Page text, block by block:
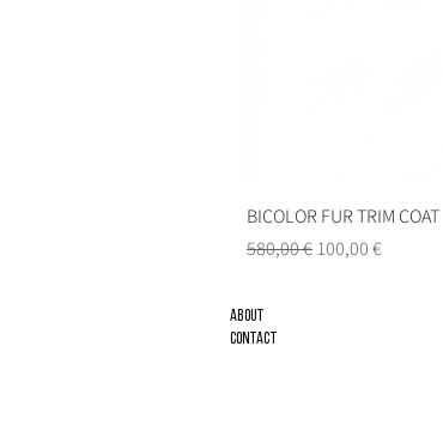
BICOLOR FUR TRIM COAT
Precio
580,00 € Precio de oferta
100,00 €
About
Contact